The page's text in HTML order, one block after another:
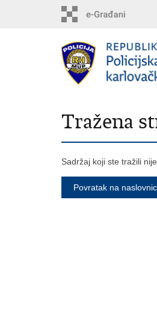
Tražena
Sadržaj koji ste tražili
Povratak na